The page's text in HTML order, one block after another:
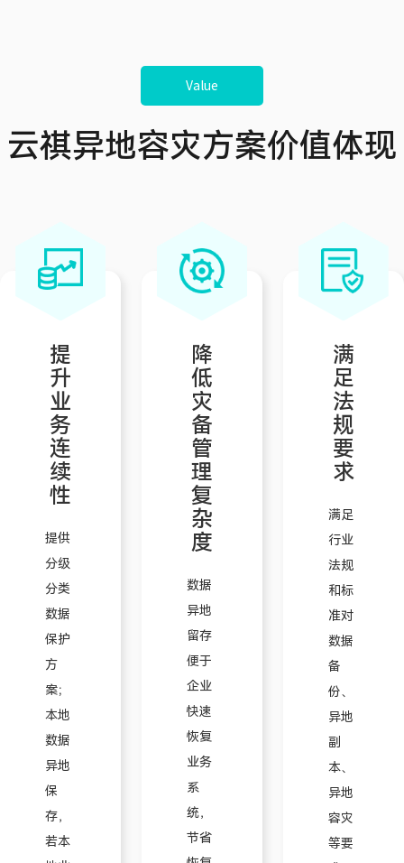
Value
云祺异地容灾方案价值体现
提
升
业
务
连
续
性
提供
分级
分类
数据
保护
方
案；
本地
数据
异地
保
存，
若本
降
低
灾
备
管
理
复
杂
度
数据
异地
留存
便于
企业
快速
恢复
业务
系
统，
节省
满
足
法
规
要
求
满足
行业
法规
和标
准对
数据
备
份、
异地
副
本、
异地
容灾
等要